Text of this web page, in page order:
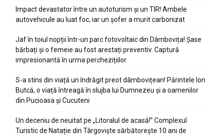
Impact devastator între un autoturism și un TIR! Ambele
autovehicule au luat foc, iar un șofer a murit carbonizat
Jaf în toiul nopții într-un parc fotovoltaic din Dâmbovița! Șase
bărbați și o femeie au fost arestați preventiv. Captură
impresionantă în urma perchezițiilor
S-a stins din viață un îndrăgit preot dâmbovițean! Părintele Ion
Butcă, o viață întreagă în slujba lui Dumnezeu și a oamenilor
din Pucioasa și Cucuteni
Un deceniu de neuitat pe „Litoralul de acasă!” Complexul
Turistic de Natație din Târgoviște sărbătorește 10 ani de